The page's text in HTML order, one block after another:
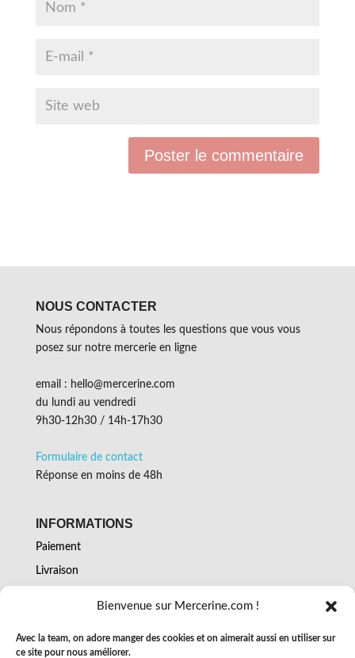
Bienvenue sur Mercerine.com !
Avec la team, on adore manger des cookies et on aimerait aussi en utiliser sur
ce site pour nous améliorer.
NOUS CONTACTER
Nous répondons à toutes les questions que vous vous
posez sur notre mercerie en ligne
email : hello@mercerine.com
du lundi au vendredi
9h30-12h30 / 14h-17h30
Formulaire de contact
Réponse en moins de 48h
INFORMATIONS
Paiement
Livraison
Mentions légales et confidentialité